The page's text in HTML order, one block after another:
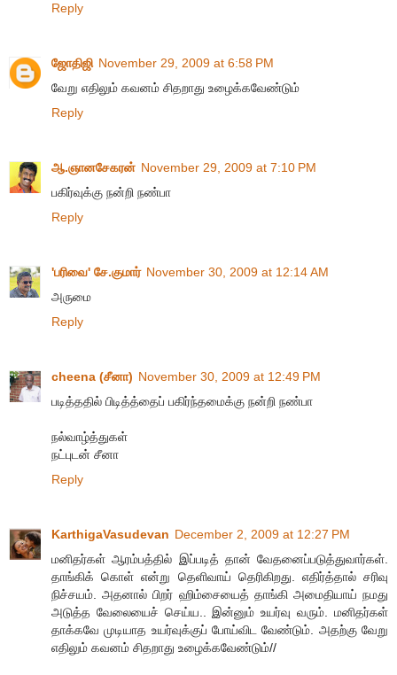
Reply
ஜோதிஜி November 29, 2009 at 6:58 PM
வேறு எதிலும் கவனம் சிதறாது உழைக்கவேண்டும்
Reply
ஆ.ஞானசேகரன் November 29, 2009 at 7:10 PM
பகிர்வுக்கு நன்றி நண்பா
Reply
'பரிவை' சே.குமார் November 30, 2009 at 12:14 AM
அருமை
Reply
cheena (சீனா) November 30, 2009 at 12:49 PM
படித்ததில் பிடித்த்தைப் பகிர்ந்தமைக்கு நன்றி நண்பா
நல்வாழ்த்துகள்
நட்புடன் சீனா
Reply
KarthigaVasudevan December 2, 2009 at 12:27 PM
மனிதர்கள் ஆரம்பத்தில் இப்படித் தான் வேதனைப்படுத்துவார்கள்.
தாங்கிக் கொள் என்று தெளிவாய் தெரிகிறது. எதிர்த்தால் சரிவு
நிச்சயம். அதனால் பிறர் ஹிம்சையைத் தாங்கி அமைதியாய் நமது
அடுத்த வேலையைச் செய்ய.. இன்னும் உயர்வு வரும். மனிதர்கள்
தாக்கவே முடியாத உயர்வுக்குப் போய்விட வேண்டும். அதற்கு வேறு
எதிலும் கவனம் சிதறாது உழைக்கவேண்டும்//